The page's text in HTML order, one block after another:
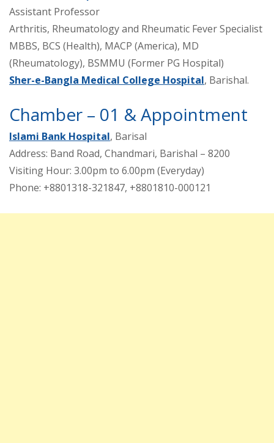
Assistant Professor
Arthritis, Rheumatology and Rheumatic Fever Specialist
MBBS, BCS (Health), MACP (America), MD
(Rheumatology), BSMMU (Former PG Hospital)
Sher-e-Bangla Medical College Hospital, Barishal.
Chamber – 01 & Appointment
Islami Bank Hospital, Barisal
Address: Band Road, Chandmari, Barishal – 8200
Visiting Hour: 3.00pm to 6.00pm (Everyday)
Phone: +8801318-321847, +8801810-000121